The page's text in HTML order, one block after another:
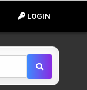
LOGIN